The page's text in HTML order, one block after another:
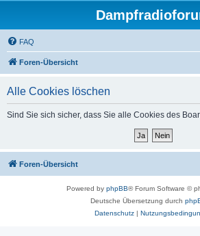
FAQ
Foren-Übersicht
Alle Cookies löschen
Sind Sie sich sicher, dass Sie alle Cookies des
Foren-Übersicht
Powered by phpBB® Forum Software ©
Deutsche Übersetzung durch
Datenschutz|